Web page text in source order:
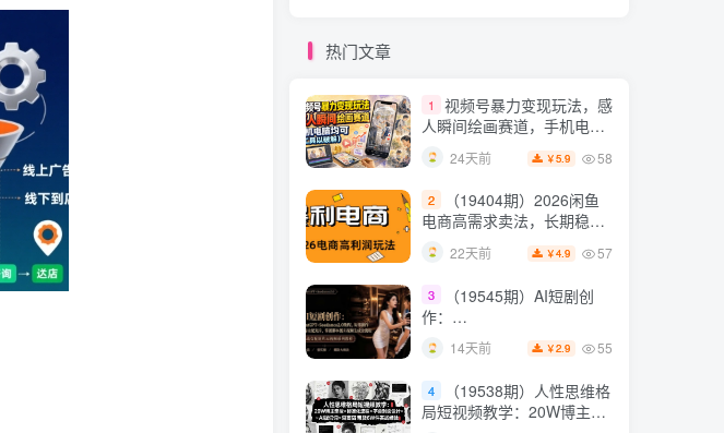
个人超级生产系统【录音
+图片】
热门文章
1
视频号暴力变现玩法，感
人瞬间绘画赛道，手机电脑
均可
24天前 ￥5.9 58
2
（19404期）2026闲鱼
电商高需求卖法，长期稳定
可做，一单利润300
22天前 ￥4.9 57
3
（19545期）AI短剧创
作：
ChatGPT+Seedance2.0教
程，从零制作恶毒女配短
全流程
14天前 ￥2.9 55
4
（19538期）人性思维格
局短视频教学：20W博主亲